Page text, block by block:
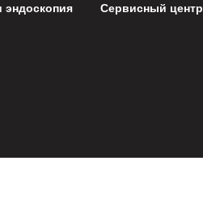
эндоскопия Сервисный центр